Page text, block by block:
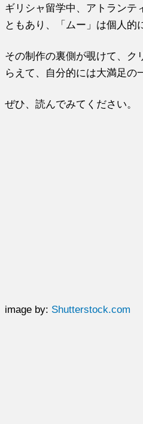
ギリシャ留学中、アトランテ
ともあり、「ムー」は個人的
その制作の裏側が覗けて、ク
らえて、自分的には大満足の
ぜひ、読んでみてください。
image by: Shutterstock.com